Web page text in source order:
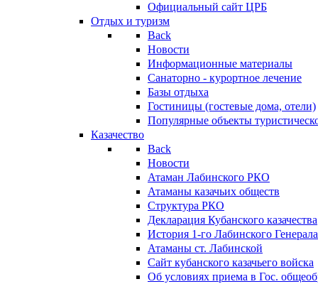
Официальный сайт ЦРБ
Отдых и туризм
Back
Новости
Информационные материалы
Санаторно - курортное лечение
Базы отдыха
Гостиницы (гостевые дома, отели)
Популярные объекты
Казачество
Back
Новости
Атаман Лабинского РКО
Атаманы казачьих обществ
Структура РКО
Декларация Кубанского казачества
История 1-го Лабинского
Атаманы ст. Лабинской
Cайт кубанского казачьего войска
Об условиях приема в Гос.